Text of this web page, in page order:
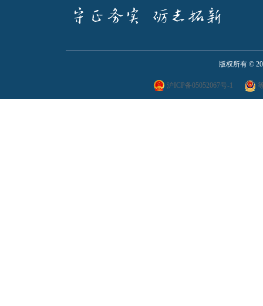
版权所有 ©
沪ICP备05052067号-1